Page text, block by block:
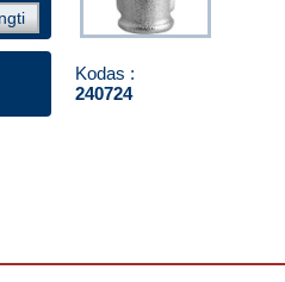
Kodas :
240724